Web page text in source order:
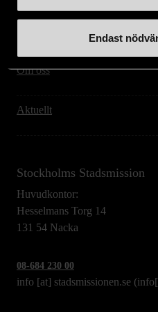
Endast
Om oss
Aktuellt
Stockholms Stadsmission
Huvudkontor:
Hesselmans Torg 14
131 54 Nacka
08-684 230 00
info [at] stadsmissionen.se